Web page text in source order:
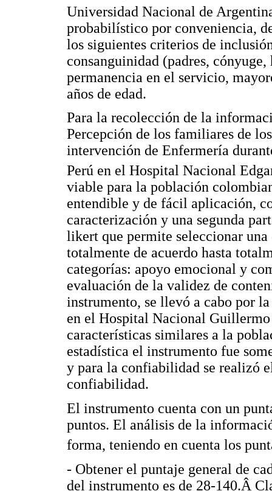
Universidad Nacional de
probabilístico por conveniencia,
los siguientes criterios de
consanguinidad (padres,
permanencia en el servicio,
años de edad.
Para la recolección de la
Percepción de los familiares de
intervención de Enfermería
Perú en el Hospital Nacional
viable para la población
entendible y de fácil aplicación,
caracterización y una segunda
likert que permite seleccionar una
totalmente de acuerdo hasta
categorías: apoyo emocional y
evaluación de la validez de
instrumento, se llevó a cabo por
en el Hospital Nacional
características similares a la
estadística el instrumento fue
y para la confiabilidad se realizó
confiabilidad.
El instrumento cuenta con un
puntos. El análisis de la
forma, teniendo en cuenta los
- Obtener el puntaje general de
del instrumento es de 28-140.Â